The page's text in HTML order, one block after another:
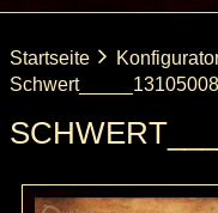
Startseite